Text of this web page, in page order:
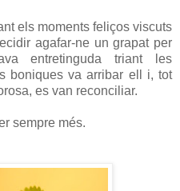
els moments feliços viscuts
agafar-ne un grapat per
entretinguda triant les
boniques va arribar ell i, tot
es van reconciliar.
sempre més.